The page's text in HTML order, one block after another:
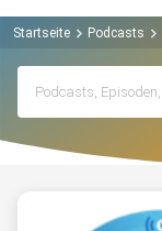
Startseite Podcasts